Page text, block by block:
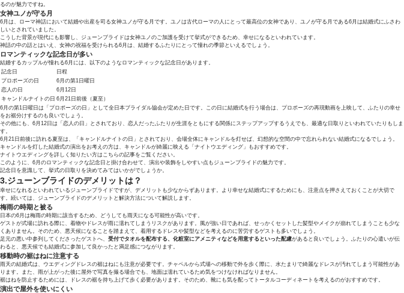
るのが魅力ですね。
女神ユノが守る月
6月は、ローマ神話において結婚や出産を司る女神ユノが守る月です。ユノは古代ローマの人にとって最高位の女神であり、ユノが守る月である6月は結婚式にふさわ
しいとされていました。
こうした背景が現代にも影響し、ジューンブライドは女神ユノのご加護を受けて挙式ができるため、幸せになるといわれています。
神話の中の話とはいえ、女神の祝福を受けられる6月は、結婚するふたりにとって憧れの季節といえるでしょう。
ロマンティックな記念日が多い
結婚するカップルが憧れる6月には、以下のようなロマンティックな記念日があります。
記念日
日程
プロポーズの日
6月の第1日曜日
恋人の日
6月12日
キャンドルナイトの日 6月21日前後（夏至）
6月の第1日曜日は「プロポーズの日」として全日本ブライダル協会が定めた日です。この日に結婚式を行う場合は、プロポーズの再現動画を上映して、ふたりの幸せ
をお裾分けするのも良いでしょう。
その他にも、6月12日は「恋人の日」とされており、恋人だったふたりが生涯をともにする関係にステップアップするうえでも、最適な日取りといわれていたりもしま
す。
6月21日前後に訪れる夏至は、「キャンドルナイトの日」とされており、会場全体にキャンドルを灯せば、幻想的な空間の中で忘れられない結婚式になるでしょう。
キャンドルを灯した結婚式の演出をお考えの方は、キャンドルが綺麗に映える「ナイトウエディング」もおすすめです。
ナイトウエディングを詳しく知りたい方はこちらの記事をご覧ください。
このように、6月のロマンティックな記念日と掛け合わせて、演出や装飾をしやすい点もジューンブライドの魅力です。
記念日を意識して、挙式の日取りを決めてみてはいかがでしょうか。
3.ジューンブライドのデメリットは？
幸せになれるといわれているジューンブライドですが、デメリットも少なからずあります。より幸せな結婚式にするためにも、注意点を押さえておくことが大切で
す。続いては、ジューンブライドのデメリットと解決方法について解説します。
梅雨の時期と被る
日本の6月は梅雨の時期に該当するため、どうしても雨天になる可能性が高いです。
ゲストが式場に訪れる際に、着物やドレスが雨に濡れてしまうリスクがあります。風が強い日であれば、せっかくセットした髪型やメイクが崩れてしまうことも少な
くありません。そのため、悪天候になることを踏まえて、着用するドレスや髪型などを考えるのに苦労するゲストも多いでしょう。
足元の悪い中参列してくださったゲストへ、 受付でタオルを配布する、化粧室にアメニティなどを用意するといった配慮があると良いでしょう。ふたりの心遣いが伝
わると、悪天候でも結婚式に参加して良かったと満足感につながります。
移動時の裾はねに注意する
雨天の結婚式は、ウエディングドレスの裾はねにも注意が必要です。チャペルから式場への移動で外を歩く際に、水たまりで綺麗なドレスが汚れてしまう可能性があ
ります。また、雨が上がった後に屋外で写真を撮る場合でも、地面は濡れているため気をつけなければなりません。
裾はねを防止するためには、ドレスの裾を持ち上げて歩く必要があります。そのため、靴にも気を配ってトータルコーディネートを考えるのがおすすめです。
演出で屋外を使いにくい